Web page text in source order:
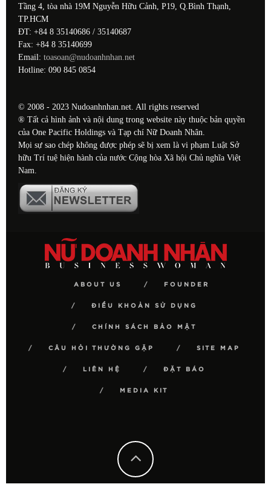
Tầng 4, tòa nhà 19M Nguyễn Hữu Cảnh, P19, Q.Bình Thạnh,
TP.HCM
ĐT: +84 8 35140686 / 35140687
Fax: +84 8 35140699
Email: toasoan@nudoanhnhan.net
Hotline: 090 845 0854
© 2008 - 2023 Nudoanhnhan.net. All rights reserved
® Tất cả hình ảnh và nội dung trong website này thuộc bản quyền
của One Pacific Holdings và Tạp chí Nữ Doanh Nhân.
Mọi sự sao chép không được phép sẽ bị xem là vi phạm Luật Sở
hữu Trí tuệ hiện hành của nước Cộng hòa Xã hội Chủ nghĩa Việt
Nam.
ABOUT US FOUNDER
ĐIỀU KHOẢN SỬ DỤNG
CHÍNH SÁCH BẢO MẬT
CÂU HỎI THƯỜNG GẶP SITE MAP
LIÊN HỆ ĐẶT BÁO
MEDIA KIT